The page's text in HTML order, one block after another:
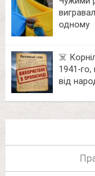
одному
☠️
від